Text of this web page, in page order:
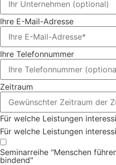
Ihre E-Mail-Adresse
Ihre Telefonnummer
Zeitraum
Für welche Leistungen
Für welche Leistungen
Seminarreihe "Menschen
bindend"